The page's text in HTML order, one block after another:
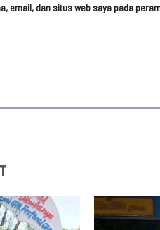
email, dan situs web saya pada